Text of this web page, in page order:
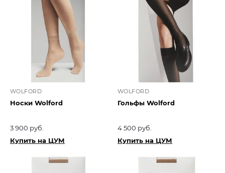
WOLFORD
Носки Wolford
3 900 руб.
Купить на ЦУМ
WOLFORD
Гольфы Wolford
4 500 руб.
Купить на ЦУМ